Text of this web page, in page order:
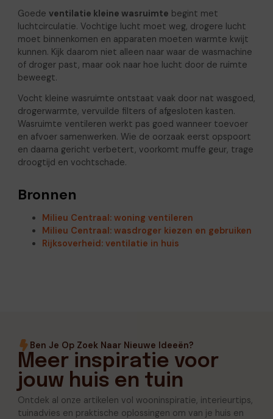
Goede ventilatie kleine wasruimte begint met
luchtcirculatie. Vochtige lucht moet weg, drogere lucht
moet binnenkomen en apparaten moeten warmte kwijt
kunnen. Kijk daarom niet alleen naar waar de wasmachine
of droger past, maar ook naar hoe lucht door de ruimte
beweegt.
Vocht kleine wasruimte ontstaat vaak door nat wasgoed,
drogerwarmte, vervuilde filters of afgesloten kasten.
Wasruimte ventileren werkt pas goed wanneer toevoer
en afvoer samenwerken. Wie de oorzaak eerst opspoort
en daarna gericht verbetert, voorkomt muffe geur, trage
droogtijd en vochtschade.
Bronnen
Milieu Centraal: woning ventileren
Milieu Centraal: wasdroger kiezen en gebruiken
Rijksoverheid: ventilatie in huis
Ben Je Op Zoek Naar Nieuwe Ideeën?
Meer inspiratie voor
jouw huis en tuin
Ontdek al onze artikelen vol wooninspiratie, interieurtips,
tuinadvies en praktische oplossingen om van je huis en